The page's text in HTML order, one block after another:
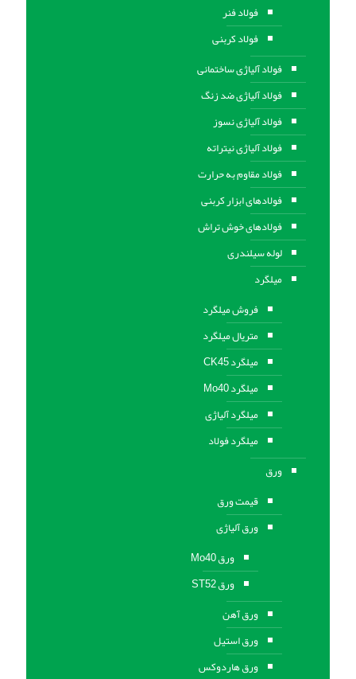
فولاد فنر
فولاد کربنی
فولاد آلیاژی ساختمانی
فولاد آلیاژی ضد زنگ
فولاد آلیاژی نسوز
فولاد آلیاژی نیتراته
فولاد مقاوم به حرارت
فولادهای ابزار کربنی
فولادهای خوش تراش
لوله سیلندری
میلگرد
فروش میلگرد
متریال میلگرد
میلگرد CK45
میلگرد Mo40
میلگرد آلیاژی
میلگرد فولاد
ورق
قیمت ورق
ورق آلیاژی
ورق Mo40
ورق ST52
ورق آهن
ورق استيل
ورق هاردوکس